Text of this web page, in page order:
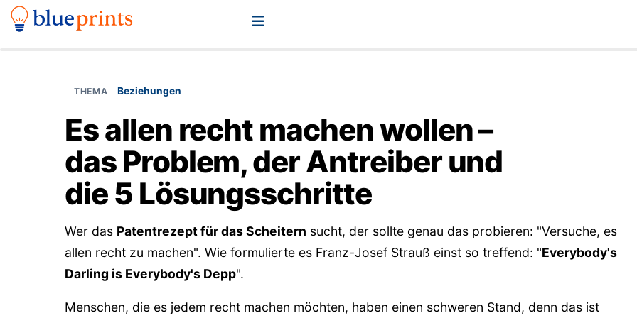
Beziehungen
Es allen recht machen wollen –
das Problem, der Antreiber und
die 5 Lösungsschritte
Wer das Patentrezept für das Scheitern sucht, der sollte genau das probieren: "Versuche, es
allen recht zu machen". Wie formulierte es Franz-Josef Strauß einst so treffend: "Everybody's
Darling is Everybody's Depp".
Menschen, die es jedem recht machen möchten, haben einen schweren Stand, denn das ist